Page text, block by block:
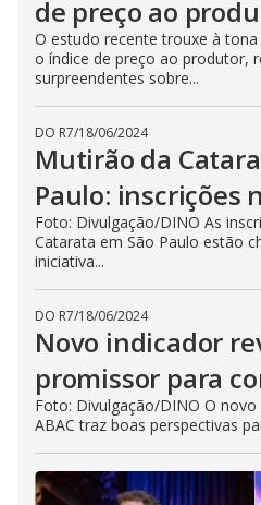
de preço ao
O estudo recente trouxe à
o índice de preço ao produtor,
surpreendentes sobre...
DO R7/18/06/2024
Mutirão da
Paulo: inscrições
Foto: Divulgação/DINO As
Catarata em São Paulo estão
iniciativa...
DO R7/18/06/2024
Novo indicador
promissor para
Foto: Divulgação/DINO O
ABAC traz boas perspectivas